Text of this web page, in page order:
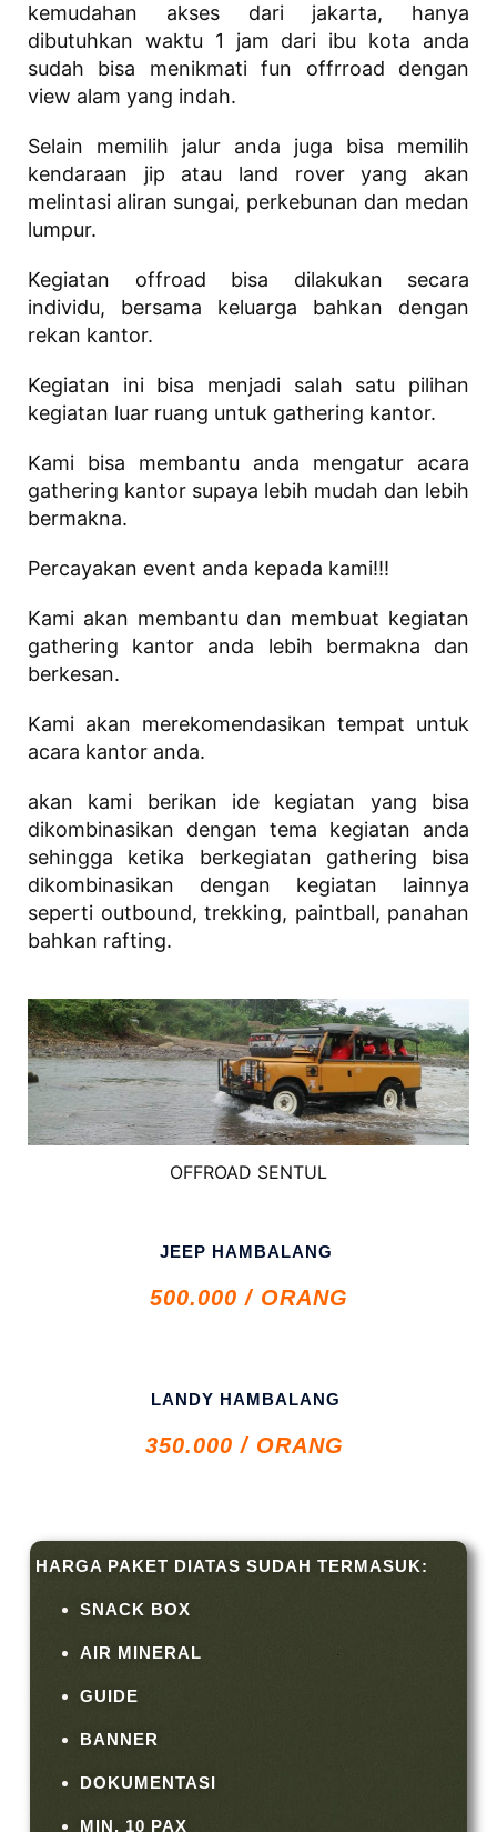
kemudahan akses dari jakarta, hanya
dibutuhkan waktu 1 jam dari ibu kota anda
sudah bisa menikmati fun offrroad dengan
view alam yang indah.
Selain memilih jalur anda juga bisa memilih
kendaraan jip atau land rover yang akan
melintasi aliran sungai, perkebunan dan medan
lumpur.
Kegiatan offroad bisa dilakukan secara
individu, bersama keluarga bahkan dengan
rekan kantor.
Kegiatan ini bisa menjadi salah satu pilihan
kegiatan luar ruang untuk gathering kantor.
Kami bisa membantu anda mengatur acara
gathering kantor supaya lebih mudah dan lebih
bermakna.
Percayakan event anda kepada kami!!!
Kami akan membantu dan membuat kegiatan
gathering kantor anda lebih bermakna dan
berkesan.
Kami akan merekomendasikan tempat untuk
acara kantor anda.
akan kami berikan ide kegiatan yang bisa
dikombinasikan dengan tema kegiatan anda
sehingga ketika berkegiatan gathering bisa
dikombinasikan dengan kegiatan lainnya
seperti outbound, trekking, paintball, panahan
bahkan rafting.
OFFROAD SENTUL
JEEP HAMBALANG
500.000 /ORANG
LANDY HAMBALANG
350.000 / ORANG
HARGA PAKET DIATAS SUDAH TERMASUK:
SNACK BOX
AIR MINERAL
GUIDE
BANNER
DOKUMENTASI
MIN. 10 PAX